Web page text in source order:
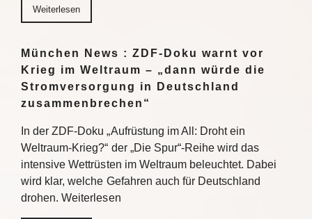
Weiterlesen
München News : ZDF-Doku warnt vor
Krieg im Weltraum – „dann würde die
Stromversorgung in Deutschland
zusammenbrechen“
In der ZDF-Doku „Aufrüstung im All: Droht ein
Weltraum-Krieg?“ der „Die Spur“-Reihe wird das
intensive Wettrüsten im Weltraum beleuchtet. Dabei
wird klar, welche Gefahren auch für Deutschland
drohen. Weiterlesen